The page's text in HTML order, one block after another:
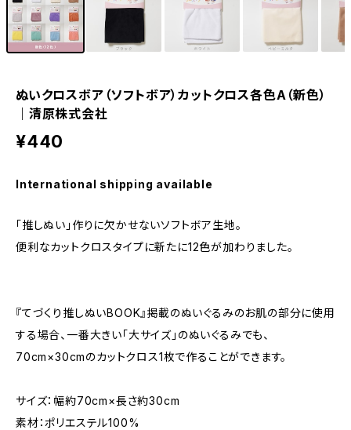
ぬいクロスボア（ソフトボア）カットクロス各色A（新色）
｜清原株式会社
¥440
International shipping available
「推しぬい」作りに欠かせないソフトボア生地。
便利なカットクロスタイプに新たに12色が加わりました。
『てづくり推しぬいBOOK』掲載のぬいぐるみのお肌の部分に使用
する場合、一番大きい「大サイズ」のぬいぐるみでも、
70cm×30cmのカットクロス1枚で作ることができます。
サイズ：幅約70cm×長さ約30cm
素材：ポリエステル100%